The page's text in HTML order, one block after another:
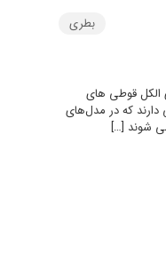
بطری
قوطی های
که در مدل‌های
شوند […]